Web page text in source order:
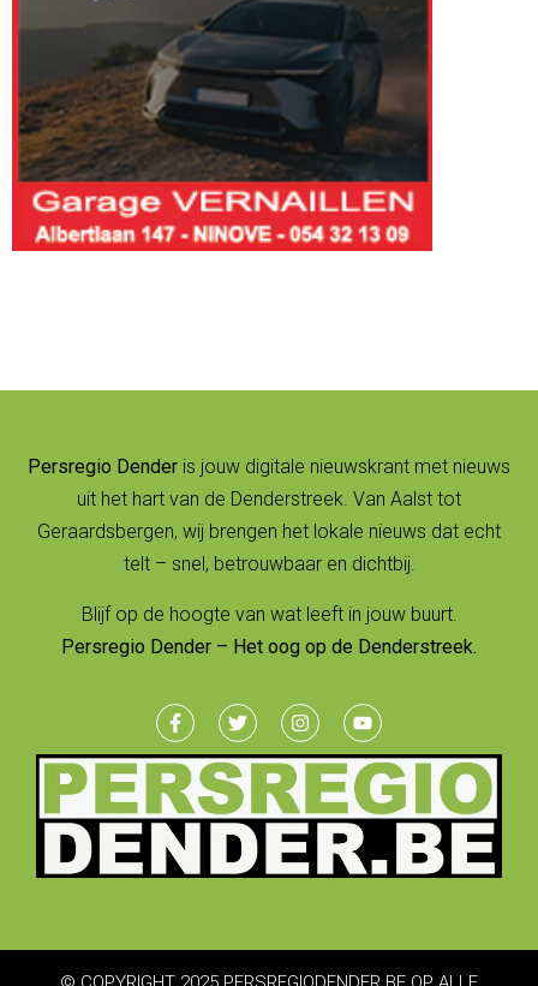
Persregio Dender is jouw digitale nieuwskrant met nieuws
uit het hart van de Denderstreek. Van Aalst tot
Geraardsbergen, wij brengen het lokale nieuws dat echt
telt – snel, betrouwbaar en dichtbij.
Blijf op de hoogte van wat leeft in jouw buurt.
Persregio Dender – Het oog op de Denderstreek.